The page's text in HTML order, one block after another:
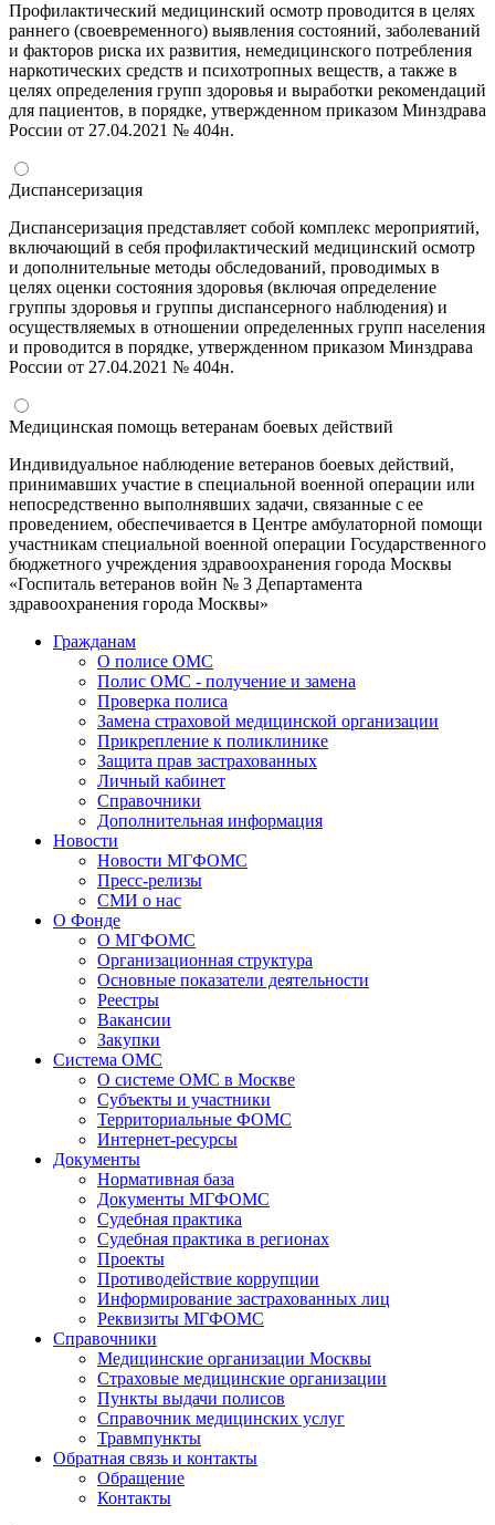
Профилактический медицинский осмотр проводится в целях
раннего (своевременного) выявления состояний, заболеваний
и факторов риска их развития, немедицинского потребления
наркотических средств и психотропных веществ, а также в
целях определения групп здоровья и выработки рекомендаций
для пациентов, в порядке, утвержденном приказом Минздрава
России от 27.04.2021 № 404н.
Диспансеризация
Диспансеризация представляет собой комплекс мероприятий,
включающий в себя профилактический медицинский осмотр
и дополнительные методы обследований, проводимых в
целях оценки состояния здоровья (включая определение
группы здоровья и группы диспансерного наблюдения) и
осуществляемых в отношении определенных групп населения
и проводится в порядке, утвержденном приказом Минздрава
России от 27.04.2021 № 404н.
Медицинская помощь ветеранам боевых действий
Индивидуальное наблюдение ветеранов боевых действий,
принимавших участие в специальной военной операции или
непосредственно выполнявших задачи, связанные с ее
проведением, обеспечивается в Центре амбулаторной помощи
участникам специальной военной операции Государственного
бюджетного учреждения здравоохранения города Москвы
«Госпиталь ветеранов войн № 3 Департамента
здравоохранения города Москвы»
Гражданам
О полисе ОМС
Полис ОМС - получение и замена
Проверка полиса
Замена страховой медицинской организации
Прикрепление к поликлинике
Защита прав застрахованных
Личный кабинет
Справочники
Дополнительная информация
Новости
Новости МГФОМС
Пресс-релизы
СМИ о нас
О Фонде
О МГФОМС
Организационная структура
Основные показатели деятельности
Реестры
Вакансии
Закупки
Система ОМС
О системе ОМС в Москве
Субъекты и участники
Территориальные ФОМС
Интернет-ресурсы
Документы
Нормативная база
Документы МГФОМС
Судебная практика
Судебная практика в регионах
Проекты
Противодействие коррупции
Информирование застрахованных лиц
Реквизиты МГФОМС
Справочники
Медицинские организации Москвы
Страховые медицинские организации
Пункты выдачи полисов
Справочник медицинских услуг
Травмпункты
Обратная связь и контакты
Обращение
Контакты